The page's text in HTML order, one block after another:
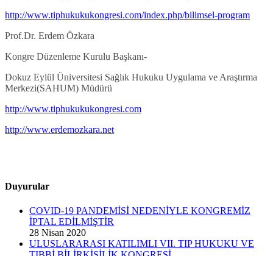
http://www.tiphukukukongresi.com/index.php/bilimsel-program
Prof.Dr. Erdem Özkara
Kongre Düzenleme Kurulu Başkanı-
Dokuz Eylül Üniversitesi Sağlık Hukuku Uygulama ve Araştırma
Merkezi(SAHUM) Müdürü
http://www.tiphukukukongresi.com
http://www.erdemozkara.net
Duyurular
COVID-19 PANDEMİSİ NEDENİYLE KONGREMİZ
İPTAL EDİLMİŞTİR
28 Nisan 2020
ULUSLARARASI KATILIMLI VII. TIP HUKUKU VE